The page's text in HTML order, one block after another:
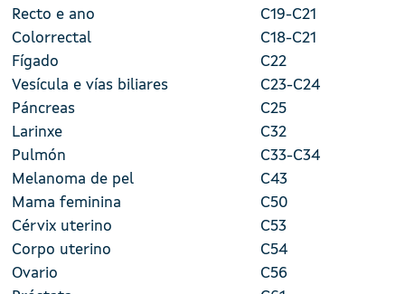
Recto e ano
C19-C21
Colorrectal
C18-C21
Fígado
C22
Vesícula e vías biliares
C23-C24
Páncreas
C25
Larinxe
C32
Pulmón
C33-C34
Melanoma de pel
C43
Mama feminina
C50
Cérvix uterino
C53
Corpo uterino
C54
Ovario
C56